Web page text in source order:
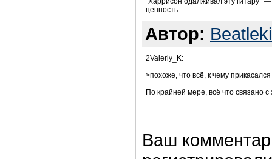
ценность.
Автор:
2Valeriy_K:
>похоже, что всё, к чему
По крайней мере, всё что связано с
Ваш